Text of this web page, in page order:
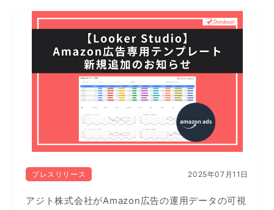
プレスリリース 2025年07月11日
アジト株式会社がAmazon広告の運用データの可視